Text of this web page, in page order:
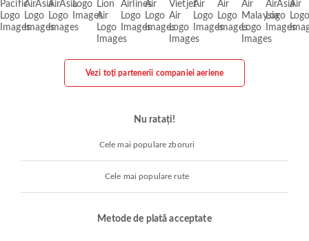
Vezi toți partenerii companiei aeriene
Nu ratați!
Cele mai populare zboruri
Cele mai populare rute
Metode de plată acceptate